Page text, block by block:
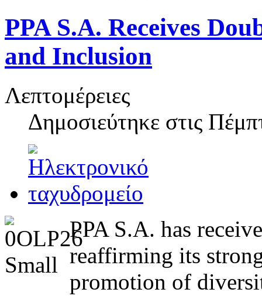
PPA S.A. Receives
and Inclusion
Λεπτομέρειες
Δημοσιεύτηκε στις
PPA S.A. has
reaffirming its
promotion of